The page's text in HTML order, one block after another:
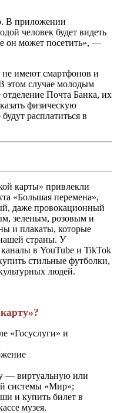
В приложении
человек будет видеть
он может посетить», —
не имеют смартфонов и
этом случае молодым
Почта Банка, их
физическую
расплатиться в
карты» привлекли
«Большая перемена»,
даже провокационный
зеленым, розовым и
и плакаты, которые
страны. У
в YouTube и TikTok
стильные футболки,
людей.
«Госуслуги» и
— виртуальную или
системы «Мир»;
и купить билет в
музея.